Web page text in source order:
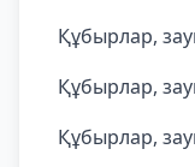
Құбырлар,
Құбырлар,
Құбырлар,